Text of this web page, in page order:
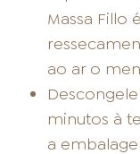
Massa Fillo
ao ar o
minutos à
a